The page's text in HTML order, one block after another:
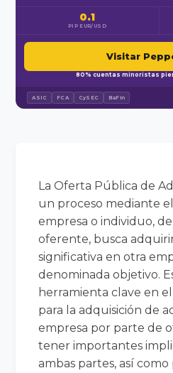
0.1
PIP EUR/USD
Visitar
80% cuentas minoristas
ASIC FCA CySEC BaFin
La Oferta Pública de
un proceso mediante
empresa o individuo,
oferente, busca
significativa en otra
denominada objetivo.
herramienta clave en
para la adquisición de
empresa por parte de
tener importantes
ambas partes, así